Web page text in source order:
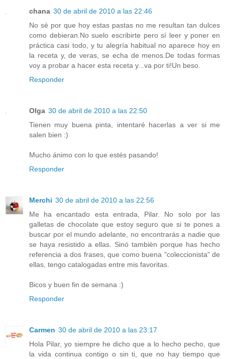
chana 30 de abril de 2010 a las 22:46
No sé por que hoy estas pastas no me resultan tan dulces
como debieran.No suelo escribirte pero sí leer y poner en
práctica casi todo, y tu alegría habitual no aparece hoy en
la receta y, de veras, se echa de menos.De todas formas
voy a probar a hacer esta receta y...va por ti!Un beso.
Responder
Olga 30 de abril de 2010 a las 22:50
Tienen muy buena pinta, intentaré hacerlas a ver si me
salen bien :)
Mucho ánimo con lo que estés pasando!
Responder
Merchi 30 de abril de 2010 a las 22:56
Me ha encantado esta entrada, Pilar. No solo por las
galletas de chocolate que estoy seguro que si te pones a
buscar por el mundo adelante, no encontrarás a nadie que
se haya resistido a ellas. Sinó tambièn porque has hecho
referencia a dos frases, que como buena "coleccionista" de
ellas, tengo catalogadas entre mis favoritas.
Bicos y buen fin de semana :)
Responder
Carmen 30 de abril de 2010 a las 23:17
Hola Pilar, yo siempre he dicho que a lo hecho pecho, que
la vida continua contigo o sin ti, que no hay tiempo que